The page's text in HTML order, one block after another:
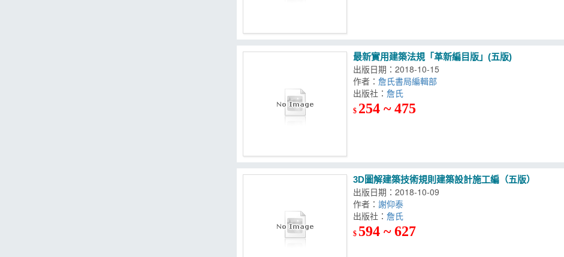
最新實用建築法規「革新編目版」(五版)
出版日期：2018-10-15
作者：詹氏書局編輯部
出版社：
$ 254 ~ 475
3D圖解建築技術規則建築設計施工編（五版）
出版日期：2018-10-09
作者：謝仰泰
出版社：
$ 594 ~ 627